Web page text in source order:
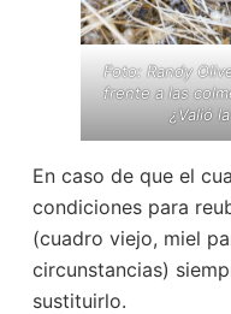
Foto: Randy
frente a las
¿Valió
En caso de que el
condiciones para
(cuadro viejo, miel
circunstancias)
sustituirlo.